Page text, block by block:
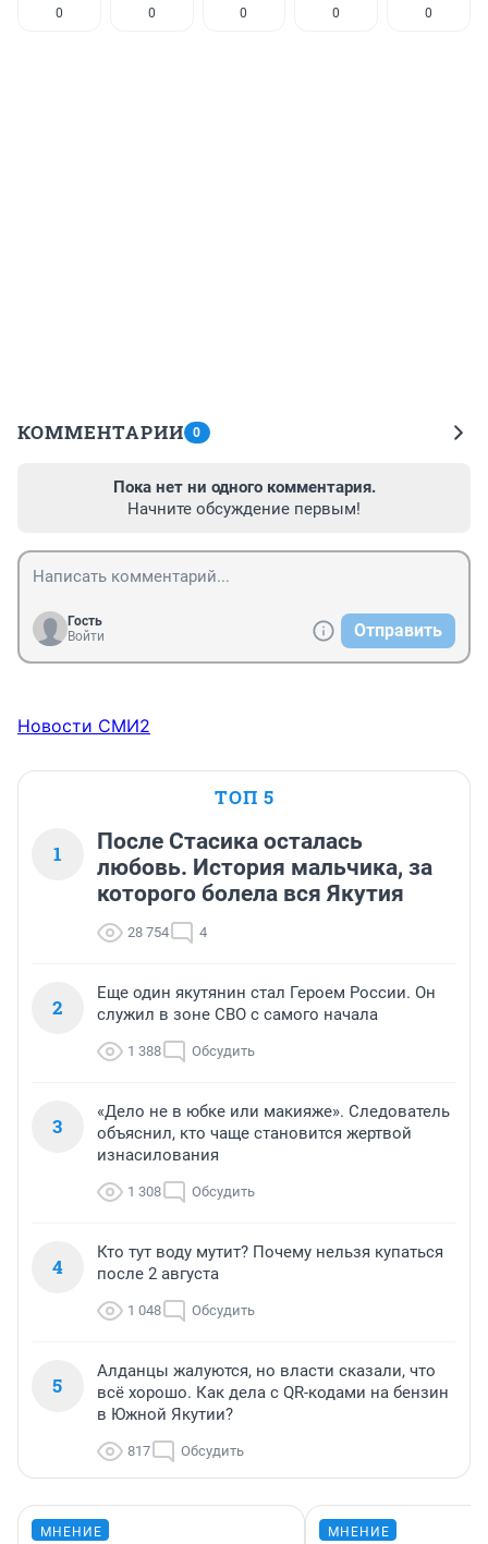
0 0 0 0 0
КОММЕНТАРИИ 0
Пока нет ни одного комментария.
Начните обсуждение первым!
Гость
Войти
Отправить
Новости СМИ2
ТОП 5
1
После Стасика осталась
любовь. История мальчика, за
которого болела вся Якутия
28 754 4
2
Еще один якутянин стал Героем России. Он
служил в зоне СВО с самого начала
1 388 Обсудить
3
«Дело не в юбке или макияже». Следователь
объяснил, кто чаще становится жертвой
изнасилования
1 308 Обсудить
4
Кто тут воду мутит? Почему нельзя купаться
после 2 августа
1 048 Обсудить
5
Алданцы жалуются, но власти сказали, что
всё хорошо. Как дела с QR-кодами на бензин
в Южной Якутии?
817 Обсудить
МНЕНИЕ МНЕНИЕ